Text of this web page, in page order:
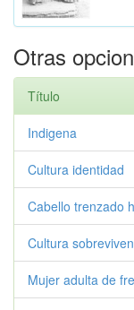
Otras
Título
Indigena
Cultura identidad
Cabello trenzado
Cultura
Mujer adulta de